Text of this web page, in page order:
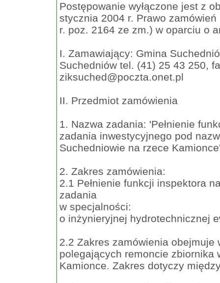
Postępowanie wyłączone jest z
stycznia 2004 r. Prawo
r. poz. 2164 ze zm.) w oparciu o
I. Zamawiający: Gmina
Suchedniów tel. (41) 25 43 250,
ziksuched@poczta.onet.pl
II. Przedmiot zamówienia
1. Nazwa zadania: 'Pełnienie
zadania inwestycyjnego pod
Suchedniowie na rzece
2. Zakres zamówienia:
2.1 Pełnienie funkcji inspektora
zadania
w specjalności:
o inżynieryjnej hydrotechnicznej
2.2 Zakres zamówienia
polegających remoncie zbiornika
Kamionce. Zakres dotyczy